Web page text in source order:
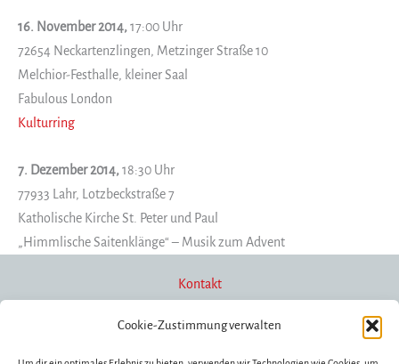
Cookie-Zustimmung verwalten
16. November 2014, 17:00 Uhr
72654 Neckartenzlingen, Metzinger Straße 10
Melchior-Festhalle, kleiner Saal
Fabulous London
Kulturring
7. Dezember 2014, 18:30 Uhr
77933 Lahr, Lotzbeckstraße 7
Katholische Kirche St. Peter und Paul
„Himmlische Saitenklänge“ – Musik zum Advent
Kontakt